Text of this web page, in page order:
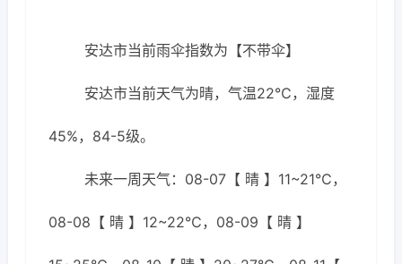
安达市当前雨伞指数为【不带伞】
安达市当前天气为晴，气温22℃，湿度
45%，84-5级。
未来一周天气：08-07【 晴 】11~21℃，
08-08【 晴 】12~22℃，08-09【 晴 】